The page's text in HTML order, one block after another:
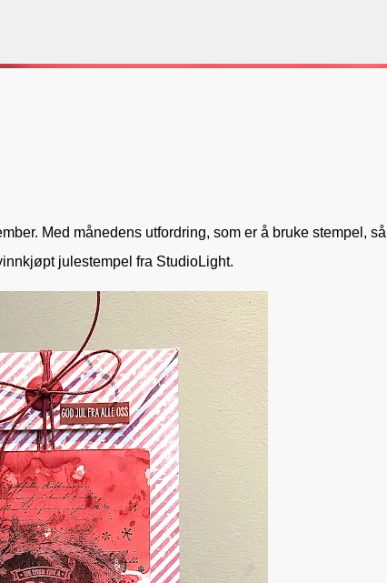
Med månedens utfordring, som er å bruke stempel,
julestempel fra StudioLight.